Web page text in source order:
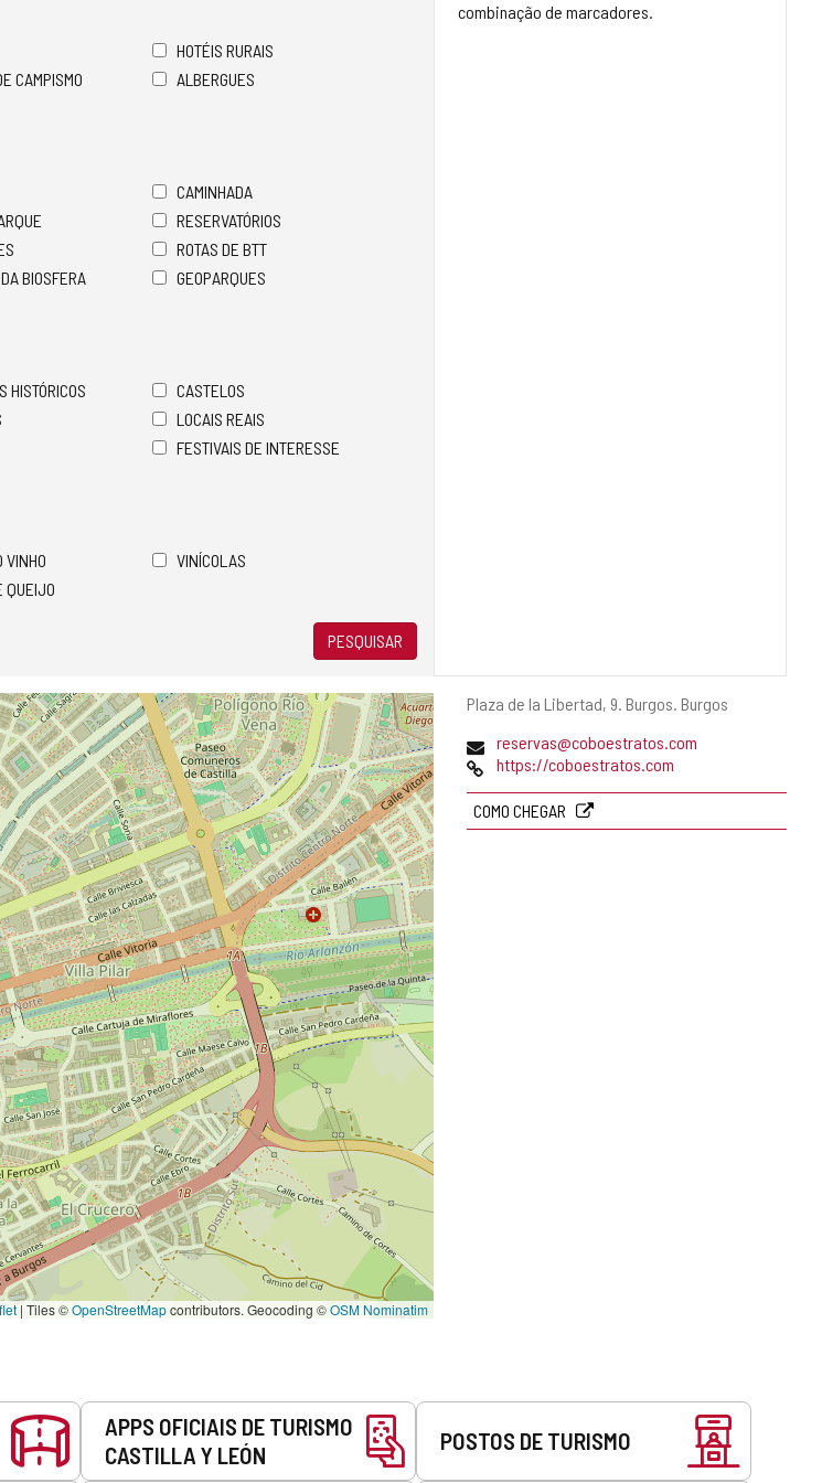
Endereço
Plaza de la Libertad, 9. Burgos. Burgos
Endereço
de
reservas@coboestratos.com
Paginahttps://coboestratos.com
COMO CHEGAR
HOTÉIS RURAIS
CAMPISMO
ALBERGUES
CAMINHADA
RESERVATÓRIOS
ROTAS DE BTT
BIOSFERA
GEOPARQUES
HISTÓRICOS
CASTELOS
LOCAIS REAIS
FESTIVAIS DE INTERESSE
VINHO
VINÍCOLAS
QUEIJO
PESQUISAR
combinação de marcadores.
| Tiles ©OpenStreetMapcontributors. Geocoding ©OSM Nominatim
APPS OFICIAIS DE TURISMO
CASTILLA Y LEÓN
POSTOS DE TURISMO